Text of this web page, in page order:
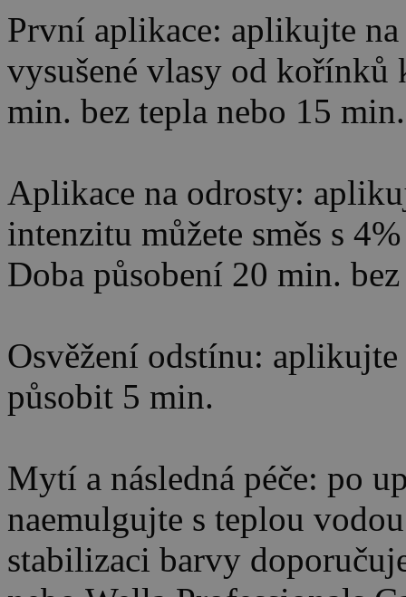
První aplikace: aplikujte
vysušené vlasy od kořínků
min. bez tepla nebo 15
Aplikace na odrosty:
intenzitu můžete směs s
Doba působení 20 min.
Osvěžení odstínu:
působit 5 min.
Mytí a následná péče: po
naemulgujte s teplou
stabilizaci barvy